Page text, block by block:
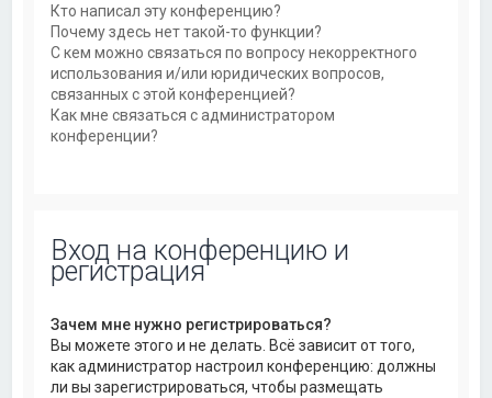
Кто написал эту конференцию?
Почему здесь нет такой-то функции?
С кем можно связаться по вопросу некорректного
использования и/или юридических вопросов,
связанных с этой конференцией?
Как мне связаться с администратором
конференции?
Вход на конференцию и
регистрация
Зачем мне нужно регистрироваться?
Вы можете этого и не делать. Всё зависит от того,
как администратор настроил конференцию: должны
ли вы зарегистрироваться, чтобы размещать